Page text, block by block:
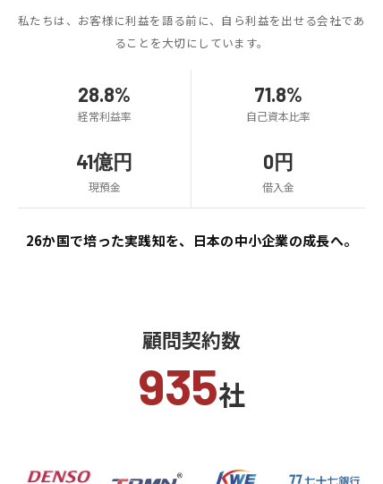
私たちは、お客様に利益を語る前に、 自ら利益を出せる会社であ
ることを大切にしています。
28.8%
経常利益率
71.8%
自己資本比率
41億円
現預金
0円
借入金
26か国で培った実践知を、 日本の中小企業の成長へ。
顧問契約数
935社